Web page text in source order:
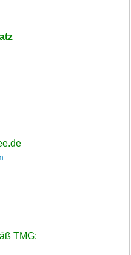
TMG: